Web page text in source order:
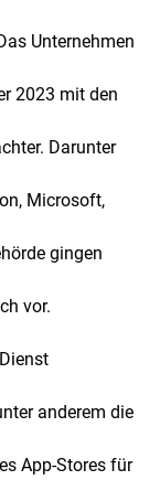
Unternehmen
2023 mit den
Darunter
Microsoft,
gingen
vor.
anderem die
App-Stores für